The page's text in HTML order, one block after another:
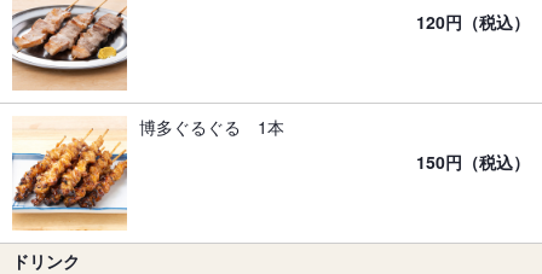
120円（税込）
博多ぐるぐる 1本
150円（税込）
ドリンク